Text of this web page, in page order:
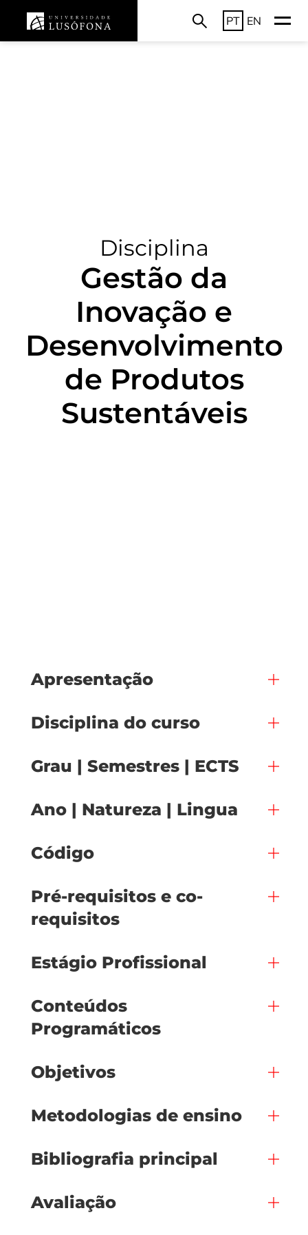
PT EN
Disciplina
Gestão da
Inovação e
Desenvolvimento
de Produtos
Sustentáveis
Apresentação
Disciplina do curso
Grau | Semestres | ECTS
Ano | Natureza | Lingua
Código
Pré-requisitos e co-
requisitos
Estágio Profissional
Conteúdos
Programáticos
Objetivos
Metodologias de ensino
Bibliografia principal
Avaliação